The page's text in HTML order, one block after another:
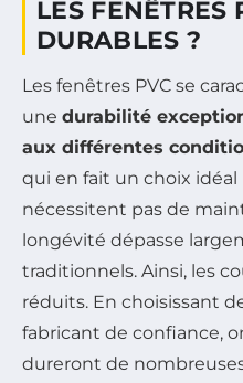
LES FENÊTRES
DURABLES ?
Les fenêtres PVC se
une durabilité
aux différentes
qui en fait un choix idéal
nécessitent pas de
longévité dépasse
traditionnels. Ainsi, les
réduits. En choisissant
fabricant de confiance,
dureront de